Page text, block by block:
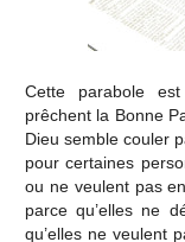
Cette parabole
prêchent la Bonne
Dieu semble couler
pour certaines
ou ne veulent pas
parce qu’elles ne
qu’elles ne veulent